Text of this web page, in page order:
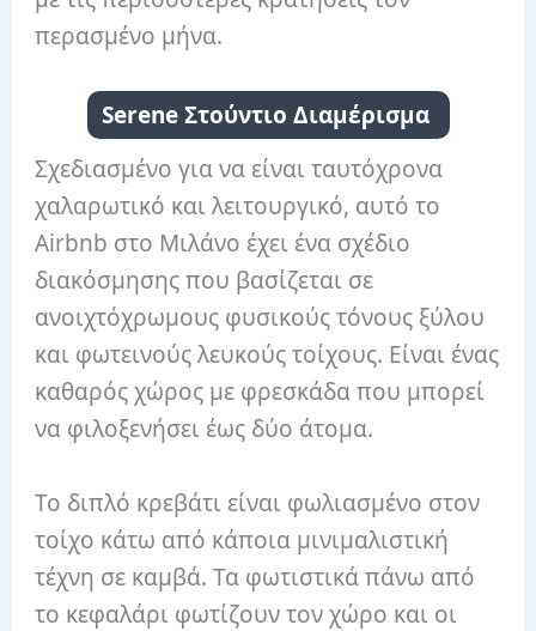
περασμένο μήνα.
Serene Στούντιο Διαμέρισμα
Σχεδιασμένο για να είναι ταυτόχρονα
χαλαρωτικό και λειτουργικό, αυτό το
Airbnb στο Μιλάνο έχει ένα σχέδιο
διακόσμησης που βασίζεται σε
ανοιχτόχρωμους φυσικούς τόνους ξύλου
και φωτεινούς λευκούς τοίχους. Είναι ένας
καθαρός χώρος με φρεσκάδα που μπορεί
να φιλοξενήσει έως δύο άτομα.
Το διπλό κρεβάτι είναι φωλιασμένο στον
τοίχο κάτω από κάποια μινιμαλιστική
τέχνη σε καμβά. Τα φωτιστικά πάνω από
το κεφαλάρι φωτίζουν τον χώρο και οι